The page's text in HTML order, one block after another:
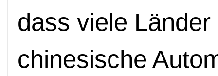
dass viele
chinesische